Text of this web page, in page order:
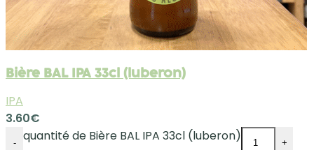
Bière BAL IPA 33cl (luberon)
IPA
3.60€
- quantité de Bière BAL IPA 33cl (luberon) +